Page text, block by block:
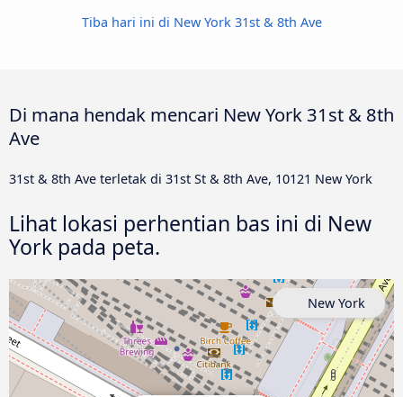
Tiba hari ini di New York 31st & 8th Ave
Di mana hendak mencari New York 31st & 8th
Ave
31st & 8th Ave terletak di 31st St & 8th Ave, 10121 New York
Lihat lokasi perhentian bas ini di New
York pada peta.
New York